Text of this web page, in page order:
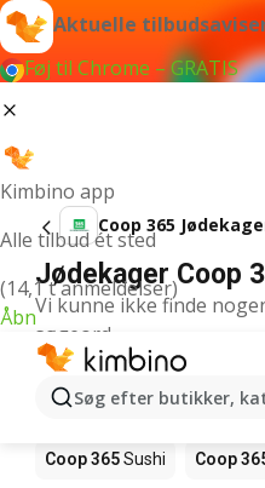
Aktuelle
Føj til Chrome – GRATIS
Kimbino app
Alle tilbud ét sted
(14,1 t anmeldelser)
Åbn
Søg efter butikker,
Coop 365
Jødekager Coop
Vi kunne ikke finde
søgeord.
Andre produkter
Coop 365Pizza Coop
Coop 365Sushi Coop